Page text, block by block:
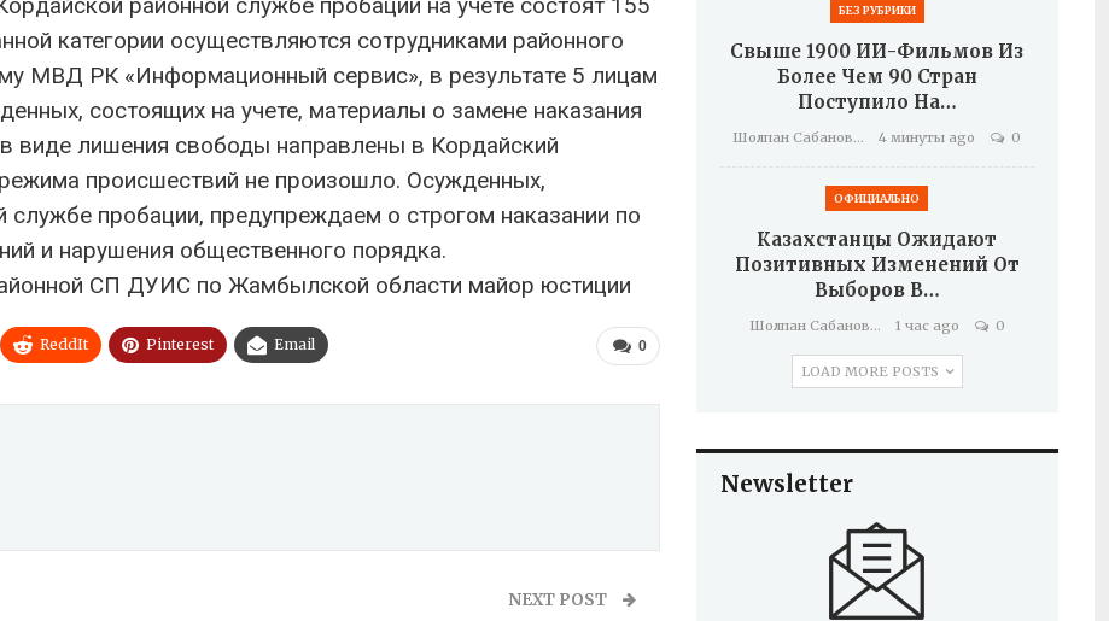
категории осуществляются сотрудниками районного
МВД РК «Информационный сервис», в результате 5 лицам
состоящих на учете, материалы о замене наказания
виде лишения свободы направлены в Кордайский
происшествий не произошло. Осужденных,
службе пробации, предупреждаем о строгом наказании по
и нарушения общественного порядка.
СП ДУИС по Жамбылской области майор юстиции
0
ReddIt Pinterest Email
NEXT POST
БЕЗ РУБРИКИ
Свыше 1900 ИИ-Фильмов Из
Более Чем 90 Стран
Поступило На…
Шолпан Сабанова 4 минуты ago 0
ОФИЦИАЛЬНО
Казахстанцы Ожидают
Позитивных Изменений От
Выборов В…
Шолпан Сабанова 1 час ago 0
LOAD MORE POSTS
Newsletter